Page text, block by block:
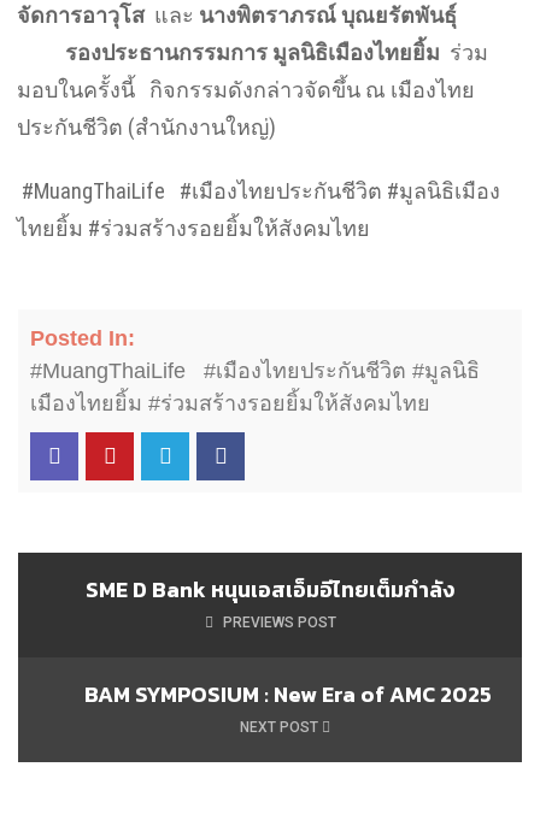
จัดการอาวุโสและ นางพิตราภรณ์ บุณยรัตพันธุ์
รองประธานกรรมการ มูลนิธิเมืองไทยยิ้ม ร่วม
มอบในครั้งนี้ กิจกรรมดังกล่าวจัดขึ้น ณ เมืองไทย
ประกันชีวิต (สำนักงานใหญ่)
#MuangThaiLife #เมืองไทยประกันชีวิต #มูลนิธิเมือง
ไทยยิ้ม #ร่วมสร้างรอยยิ้มให้สังคมไทย
Posted In:
#MuangThaiLife #เมืองไทยประกันชีวิต #มูลนิธิ
เมืองไทยยิ้ม #ร่วมสร้างรอยยิ้มให้สังคมไทย
SME D Bank หนุนเอสเอ็มอีไทยเต็มกำลัง
PREVIEWS POST
BAM SYMPOSIUM : New Era of AMC 2025
NEXT POST